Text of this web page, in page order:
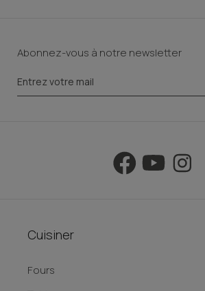
Abonnez-vous à notre newsletter
Cuisiner
Fours